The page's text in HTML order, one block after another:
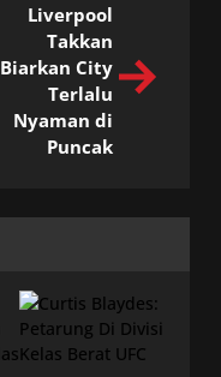
Liverpool
Takkan
Biarkan City
Terlalu
Nyaman di
Puncak